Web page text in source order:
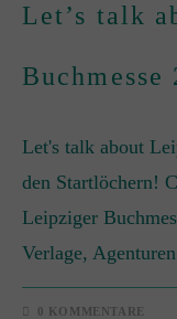
Let’s talk
Buchmesse
Let's talk about
den Startlöchern!
Leipziger
Verlage,
0 KOMMENTARE